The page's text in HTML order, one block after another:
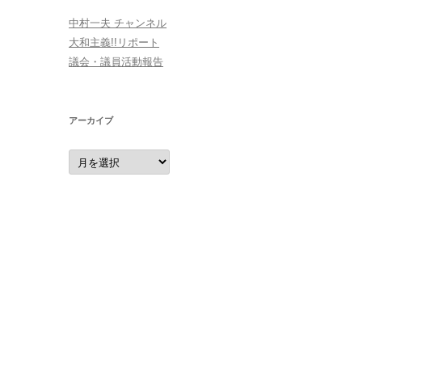
中村一夫 チャンネル
大和主義!!リポート
議会・議員活動報告
アーカイブ
ア
ー
カ